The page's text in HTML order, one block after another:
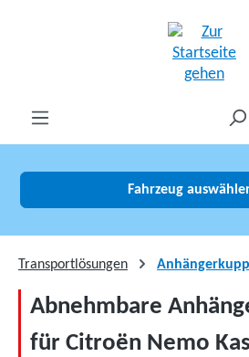
Fahrzeug
Transportlösungen
Abnehmbare
für Citroën Nemo